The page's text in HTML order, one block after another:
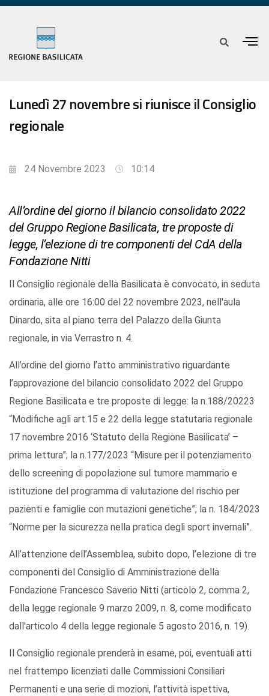
Lunedì 27 novembre si riunisce il Consiglio
regionale
24 Novembre 2023 10:14
All’ordine del giorno il bilancio consolidato 2022
del Gruppo Regione Basilicata, tre proposte di
legge, l’elezione di tre componenti del CdA della
Fondazione Nitti
Il Consiglio regionale della Basilicata è convocato, in seduta
ordinaria, alle ore 16:00 del 22 novembre 2023, nell'aula
Dinardo, sita al piano terra del Palazzo della Giunta
regionale, in via Verrastro n. 4.
All’ordine del giorno l’atto amministrativo riguardante
l’approvazione del bilancio consolidato 2022 del Gruppo
Regione Basilicata e tre proposte di legge: la n.188/20223
“Modifiche agli art.15 e 22 della legge statutaria regionale
17 novembre 2016 ‘Statuto della Regione Basilicata’ –
prima lettura”; la n.177/2023 “Misure per il potenziamento
dello screening di popolazione sul tumore mammario e
istituzione del programma di valutazione del rischio per
pazienti e famiglie con mutazioni genetiche”; la n. 184/2023
“Norme per la sicurezza nella pratica degli sport invernali”.
All’attenzione dell’Assemblea, subito dopo, l’elezione di tre
componenti del Consiglio di Amministrazione della
Fondazione Francesco Saverio Nitti (articolo 2, comma 2,
della legge regionale 9 marzo 2009, n. 8, come modificato
dall'articolo 4 della legge regionale 5 agosto 2016, n. 19).
Il Consiglio regionale prenderà in esame, poi, eventuali atti
nel frattempo licenziati dalle Commissioni Consiliari
Permanenti e una serie di mozioni, l’attività ispettiva,